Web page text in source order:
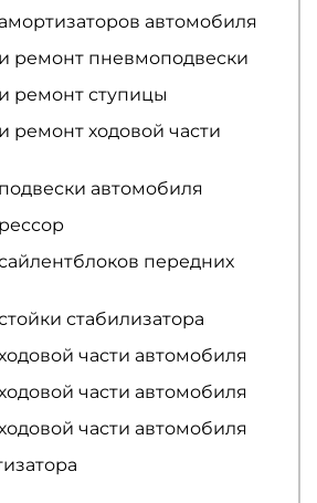
автомобиля
ремонт пневмоподвески
ремонт ступицы
ремонт ходовой части
автомобиля
передних
стабилизатора
части автомобиля
части автомобиля
части автомобиля